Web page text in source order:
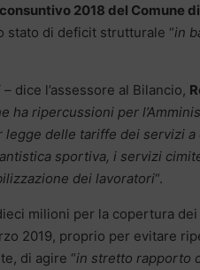
2018 del Comune
stato di deficit strutturale “in
– dice l’assessore al Bilancio,
ha ripercussioni per
legge delle tariffe dei servizi
sportiva, i servizi
dei lavoratori“.
milioni per la copertura
2019, proprio per evitare
di agire “in stretto rapporto